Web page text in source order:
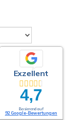
Exzellent
4,7
Basierend auf
92 Google-Bewertungen